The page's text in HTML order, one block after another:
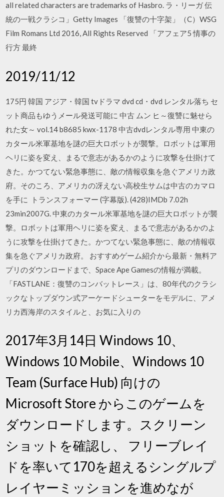
all related characters are trademarks of Hasbro. ラ・リーガ 伝
統の一戦クラシコ」Getty Images 「復讐の十字架」（C）WSG
Film Romans Ltd 2016, All Rights Reserved 「アフェア5 情事の
行方 最終
2019/11/12
175円 韓国 アジア・韓国 tvドラマ dvd cd・dvd レンタル落ち セ
ット商品もゆうメール発送可能に 中古 ムン ヒ～復讐に魅せら
れた女～ vol.14 b8685 kwx-1178 中古dvdレンタル専用 中東の
カタール米軍基地を謎の巨大ロボットが襲撃。ロボットは軍用
ヘリに姿を変え、まるで意志があるかのように攻撃を仕掛けて
きた。かつてない緊急事態に、敵の情報収集を急ぐアメリカ政
府。そのころ、アメリカの冴えない高校生サムは中古のカマロ
を手に トランスフォーマー (字幕版). (428)IMDb 7.02h
23min2007G. 中東のカタール米軍基地を謎の巨大ロボットが襲
撃。ロボットは軍用ヘリに姿を変え、まるで意志があるかのよ
うに攻撃を仕掛けてきた。かつてない緊急事態に、敵の情報収
集を急ぐアメリカ政府。 おすすめゲーム紹介から最新・無料ア
プリのダウンロードまで、Space Ape Gamesの情報が満載。
「FASTLANE：復讐のコンバットレース」は、80年代のクラシ
ックなトップダウン式アーケードシューターをモデルに、アメ
リカ西海岸のスタイルと、お気に入りの
2017年3月14日 Windows 10、
Windows 10 Mobile、Windows 10
Team (Surface Hub) 向けの
Microsoft Store からこのゲームを
ダウンロードします。スクリーン
ショットを確認し、 フリーブレイ
ドを率いて170を超えるシングルプ
レイヤーミッションを進めなが